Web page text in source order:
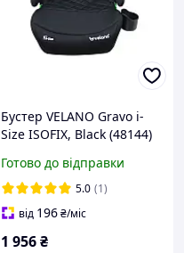
Бустер VELANO Gravo i-
Size ISOFIX, Black (48144)
Готово до відправки
5.0 (1)
від 196₴/міс
1 956₴